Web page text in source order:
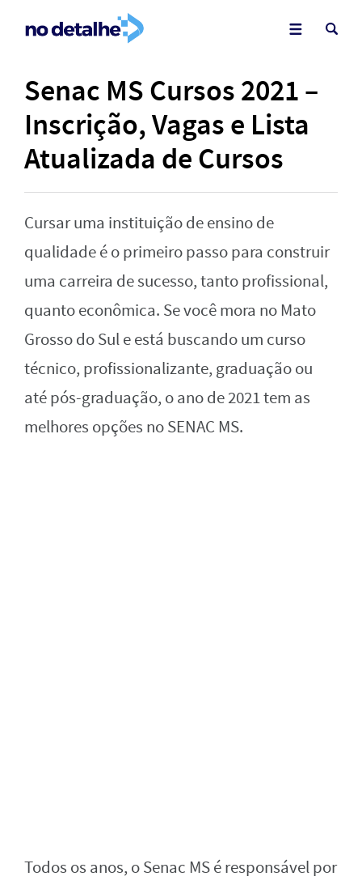
Senac MS Cursos 2021 –
Inscrição, Vagas e Lista
Atualizada de Cursos
Cursar uma instituição de ensino de
qualidade é o primeiro passo para construir
uma carreira de sucesso, tanto profissional,
quanto econômica. Se você mora no Mato
Grosso do Sul e está buscando um curso
técnico, profissionalizante, graduação ou
até pós-graduação, o ano de 2021 tem as
melhores opções no SENAC MS.
Todos os anos, o Senac MS é responsável por